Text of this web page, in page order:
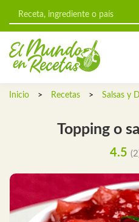
Inicio > Recetas > Salsas y
Topping o
4.5